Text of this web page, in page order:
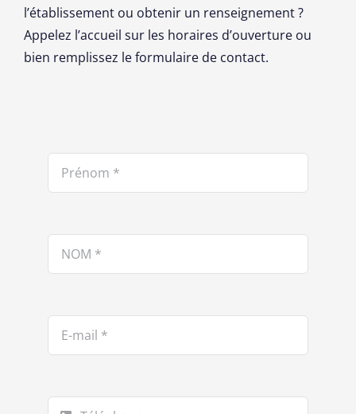
l’établissement ou obtenir un renseignement ?
Appelez l’accueil sur les horaires d’ouverture ou
bien remplissez le formulaire de contact.